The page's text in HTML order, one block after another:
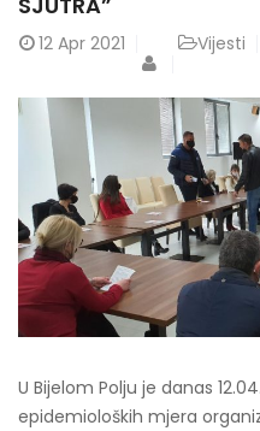
12 Apr 2021 Vijesti
U Bijelom Polju je danas
epidemioloških mjera